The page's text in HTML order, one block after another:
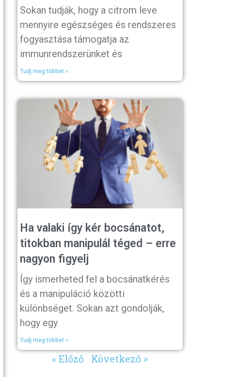
Sokan tudják, hogy a citrom leve
mennyire egészséges és rendszeres
fogyasztása támogatja az
immunrendszerünket és
Tudj meg többet »
Ha valaki így kér bocsánatot,
titokban manipulál téged – erre
nagyon figyelj
Így ismerheted fel a bocsánatkérés
és a manipuláció közötti
különbséget. Sokan azt gondolják,
hogy egy
Tudj meg többet »
« Előző Következő »